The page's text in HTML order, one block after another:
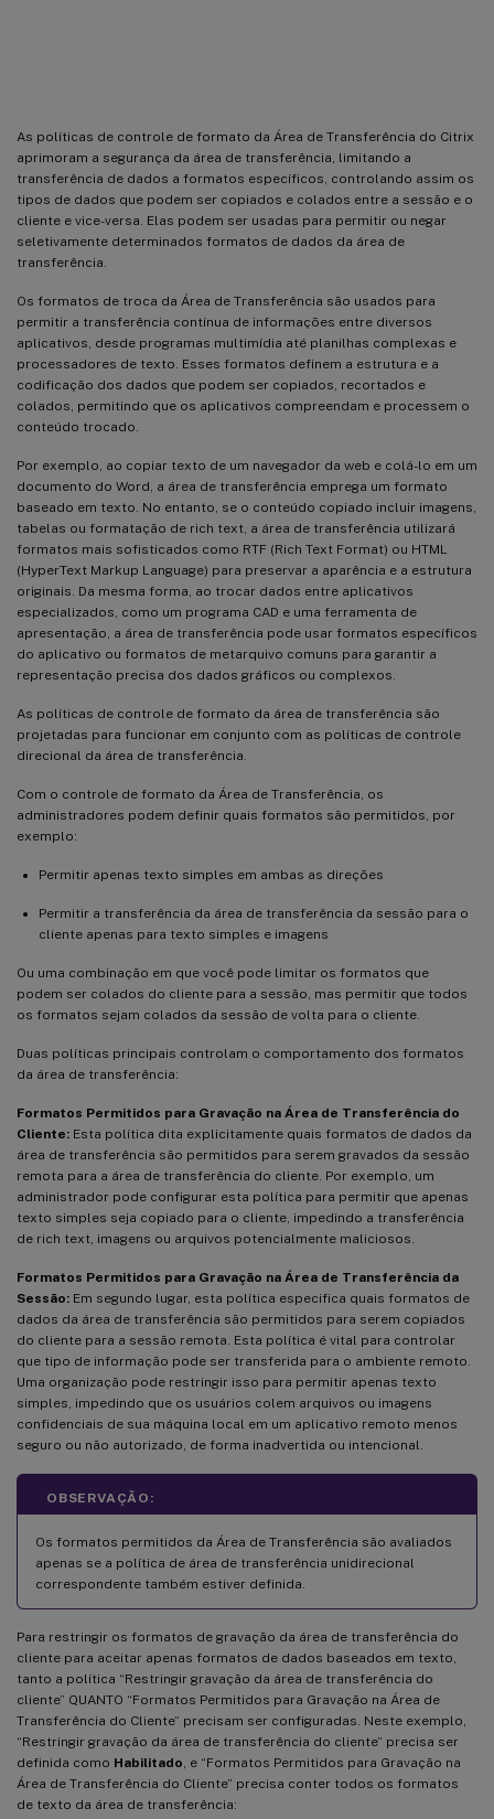
As políticas de controle de formato da Área de Transferência do Citrix
aprimoram a segurança da área de transferência, limitando a
transferência de dados a formatos específicos, controlando assim os
tipos de dados que podem ser copiados e colados entre a sessão e o
cliente e vice-versa. Elas podem ser usadas para permitir ou negar
seletivamente determinados formatos de dados da área de
transferência.
Os formatos de troca da Área de Transferência são usados para
permitir a transferência contínua de informações entre diversos
aplicativos, desde programas multimídia até planilhas complexas e
processadores de texto. Esses formatos definem a estrutura e a
codificação dos dados que podem ser copiados, recortados e
colados, permitindo que os aplicativos compreendam e processem o
conteúdo trocado.
Por exemplo, ao copiar texto de um navegador da web e colá-lo em um
documento do Word, a área de transferência emprega um formato
baseado em texto. No entanto, se o conteúdo copiado incluir imagens,
tabelas ou formatação de rich text, a área de transferência utilizará
formatos mais sofisticados como RTF (Rich Text Format) ou HTML
(HyperText Markup Language) para preservar a aparência e a estrutura
originais. Da mesma forma, ao trocar dados entre aplicativos
especializados, como um programa CAD e uma ferramenta de
apresentação, a área de transferência pode usar formatos específicos
do aplicativo ou formatos de metarquivo comuns para garantir a
representação precisa dos dados gráficos ou complexos.
As políticas de controle de formato da área de transferência são
projetadas para funcionar em conjunto com as políticas de controle
direcional da área de transferência.
Com o controle de formato da Área de Transferência, os
administradores podem definir quais formatos são permitidos, por
exemplo:
Permitir apenas texto simples em ambas as direções
Permitir a transferência da área de transferência da sessão para o
cliente apenas para texto simples e imagens
Ou uma combinação em que você pode limitar os formatos que
podem ser colados do cliente para a sessão, mas permitir que todos
os formatos sejam colados da sessão de volta para o cliente.
Duas políticas principais controlam o comportamento dos formatos
da área de transferência:
Formatos Permitidos para Gravação na Área de Transferência do
Cliente: Esta política dita explicitamente quais formatos de dados da
área de transferência são permitidos para serem gravados da sessão
remota para a área de transferência do cliente. Por exemplo, um
administrador pode configurar esta política para permitir que apenas
texto simples seja copiado para o cliente, impedindo a transferência
de rich text, imagens ou arquivos potencialmente maliciosos.
Formatos Permitidos para Gravação na Área de Transferência da
Sessão: Em segundo lugar, esta política especifica quais formatos de
dados da área de transferência são permitidos para serem copiados
do cliente para a sessão remota. Esta política é vital para controlar
que tipo de informação pode ser transferida para o ambiente remoto.
Uma organização pode restringir isso para permitir apenas texto
simples, impedindo que os usuários colem arquivos ou imagens
confidenciais de sua máquina local em um aplicativo remoto menos
seguro ou não autorizado, de forma inadvertida ou intencional.
OBSERVAÇÃO:
Os formatos permitidos da Área de Transferência são avaliados
apenas se a política de área de transferência unidirecional
correspondente também estiver definida.
Para restringir os formatos de gravação da área de transferência do
cliente para aceitar apenas formatos de dados baseados em texto,
tanto a política “Restringir gravação da área de transferência do
cliente” QUANTO “Formatos Permitidos para Gravação na Área de
Transferência do Cliente” precisam ser configuradas. Neste exemplo,
“Restringir gravação da área de transferência do cliente” precisa ser
definida como Habilitado , e “Formatos Permitidos para Gravação na
Área de Transferência do Cliente” precisa conter todos os formatos
de texto da área de transferência: